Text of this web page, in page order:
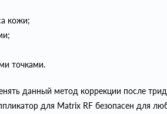
кожи;
точками.
данный метод коррекции после
для Matrix RF безопасен для